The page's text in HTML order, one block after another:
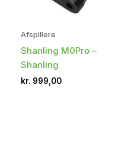
Afspillere
Shanling M0Pro –
Shanling
kr. 999,00